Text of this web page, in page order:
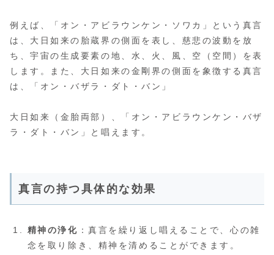
例えば、「オン・アビラウンケン・ソワカ」という真言
は、大日如来の胎蔵界の側面を表し、慈悲の波動を放
ち、宇宙の生成要素の地、水、火、風、空（空間）を表
します。また、大日如来の金剛界の側面を象徴する真言
は、「オン・バザラ・ダト・バン」
大日如来（金胎両部）、「オン・アビラウンケン・バザ
ラ・ダト・バン」と唱えます。
真言の持つ具体的な効果
精神の浄化 ：真言を繰り返し唱えることで、心の雑
念を取り除き、精神を清めることができます。